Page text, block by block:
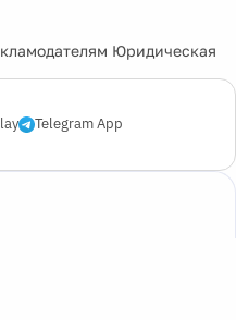
Юридическая
Telegram App